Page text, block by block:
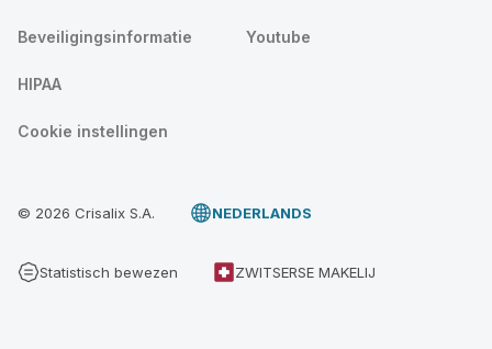
Beveiligingsinformatie
HIPAA
Cookie instellingen
Youtube
© 2026 Crisalix S.A. NEDERLANDS
Statistisch bewezen ZWITSERSE MAKELIJ